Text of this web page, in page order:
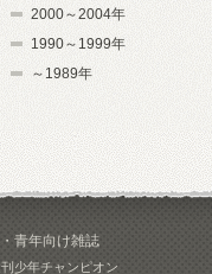
2000～2004年
1990～1999年
～1989年
青年向け雑誌
少年チャンピオン